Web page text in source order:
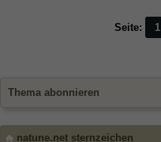
Seite: 1
Thema abonnieren
natune.net sternzeichen